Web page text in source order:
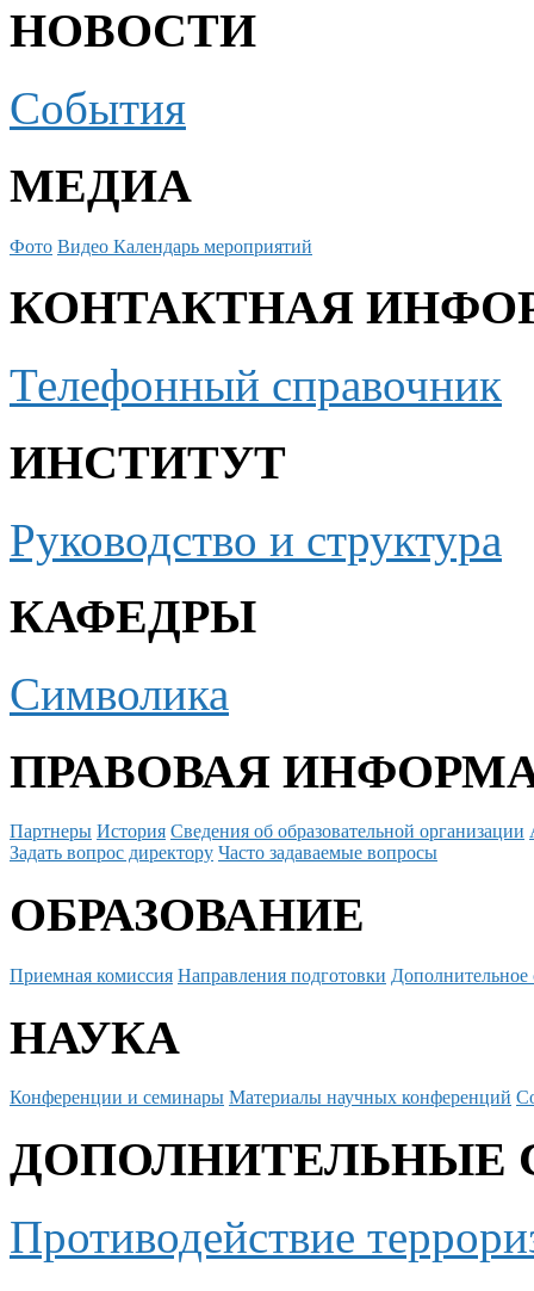
НОВОСТИ
События
МЕДИА
Фото Видео Календарь мероприятий
КОНТАКТНАЯ
Телефонный справочник
ИНСТИТУТ
Руководство и структура
КАФЕДРЫ
Символика
ПРАВОВАЯ
Партнеры История Сведения об образовательной организации
Задать вопрос директору Часто задаваемые вопросы
ОБРАЗОВАНИЕ
Приемная комиссия Направления подготовки Дополнительное
НАУКА
Конференции и семинары Материалы научных конференций
ДОПОЛНИТЕЛЬНЫЕ
Противодействие